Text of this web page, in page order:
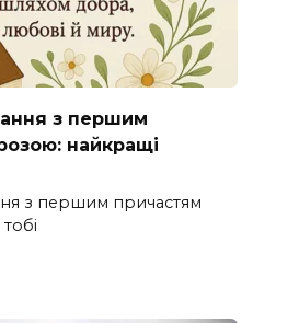
з першим
найкращі
з першим причастям